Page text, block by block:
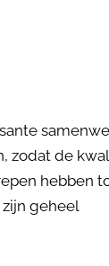
zodat de
hebben
geheel